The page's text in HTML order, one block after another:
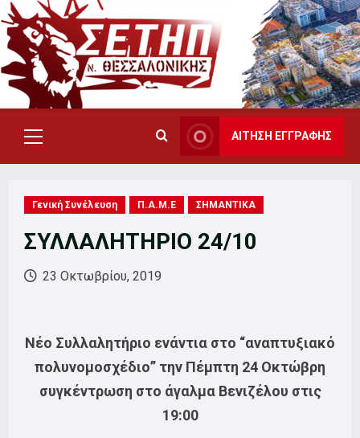
Skip
to
content
Primary
Menu
ΑΙΤΗΣΗ ΕΓΓΡΑΦΗΣ
Γενική Συνέλευση Π.Α.Μ.Ε ΣΗΜΑΝΤΙΚΑ
ΣΥΛΛΑΛΗΤΗΡΙΟ 24/10
23 Οκτωβρίου, 2019
Νέο Συλλαλητήριο ενάντια στο “αναπτυξιακό
πολυνομοσχέδιο” την Πέμπτη 24 Οκτώβρη
συγκέντρωση στο άγαλμα Βενιζέλου στις
19:00